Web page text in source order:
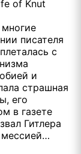
of Knut
писателя
с
и
страшная
его
в газете
Гитлера
мессией…